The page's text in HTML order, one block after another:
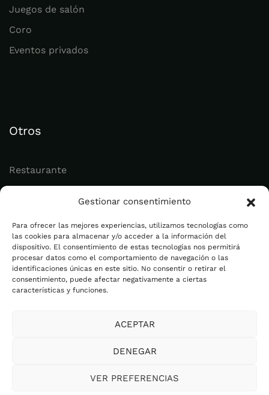
Gestionar consentimiento
Para ofrecer las mejores experiencias, utilizamos tecnologías como
las cookies para almacenar y/o acceder a la información del
dispositivo. El consentimiento de estas tecnologías nos permitirá
procesar datos como el comportamiento de navegación o las
identificaciones únicas en este sitio. No consentir o retirar el
consentimiento, puede afectar negativamente a ciertas
características y funciones.
ACEPTAR
DENEGAR
VER PREFERENCIAS
Juegos de salón
Coro
Eventos privados
Otros
Restaurante
Legal
Aviso legal